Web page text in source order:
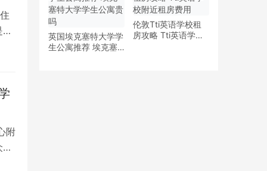
附
英国埃克塞特大学学
生公寓推荐 埃克塞
伦敦Tti英语学校租
房攻略 Tti英语学校